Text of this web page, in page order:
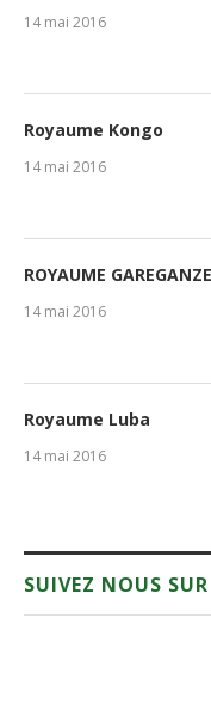
14 mai 2016
Royaume Kongo
14 mai 2016
ROYAUME
14 mai 2016
Royaume Luba
14 mai 2016
SUIVEZ NOUS SUR